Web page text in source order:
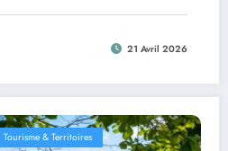
21 Avril 2026
Tourisme & Territoires